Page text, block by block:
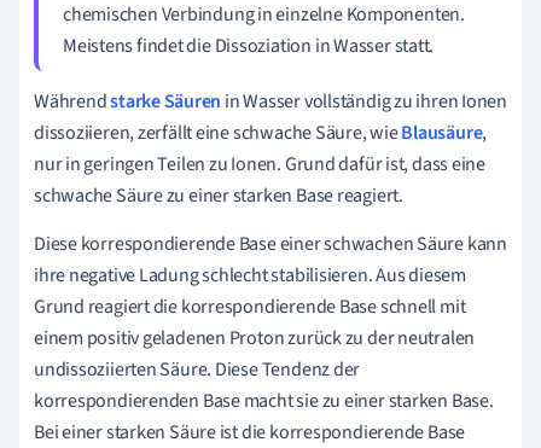
chemischen Verbindung in einzelne Komponenten.
Meistens findet die Dissoziation in Wasser statt.
Währendstarke Säuren in Wasser vollständig zu ihren Ionen
dissoziieren, zerfällt eine schwache Säure, wieBlausäure,
nur in geringen Teilen zu Ionen. Grund dafür ist, dass eine
schwache Säure zu einer starken Base reagiert.
Diese korrespondierende Base einer schwachen Säure kann
ihre negative Ladung schlecht stabilisieren. Aus diesem
Grund reagiert die korrespondierende Base schnell mit
einem positiv geladenen Proton zurück zu der neutralen
undissoziierten Säure. Diese Tendenz der
korrespondierenden Base macht sie zu einer starken Base.
Bei einer starken Säure ist die korrespondierende Base